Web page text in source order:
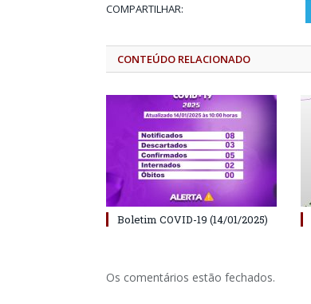
COMPARTILHAR:
CONTEÚDO RELACIONADO
Boletim COVID-19 (14/01/2025)
Os comentários estão fechados.